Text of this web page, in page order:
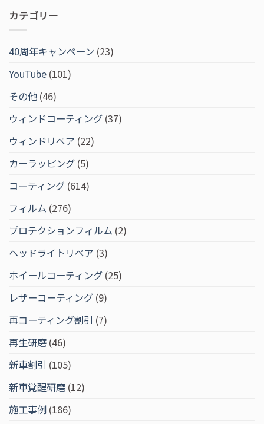
カテゴリー
40周年キャンペーン (23)
YouTube (101)
その他 (46)
ウィンドコーティング (37)
ウィンドリペア (22)
カーラッピング (5)
コーティング (614)
フィルム (276)
プロテクションフィルム (2)
ヘッドライトリペア (3)
ホイールコーティング (25)
レザーコーティング (9)
再コーティング割引 (7)
再生研磨 (46)
新車割引 (105)
新車覚醒研磨 (12)
施工事例 (186)